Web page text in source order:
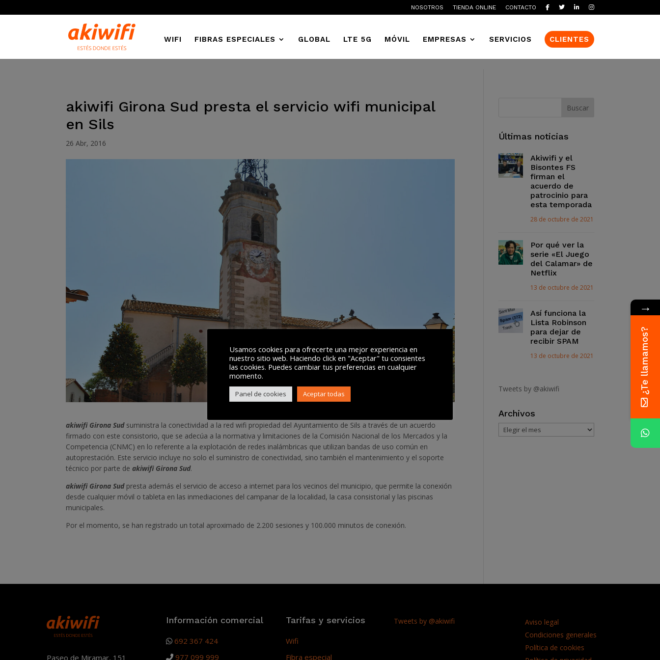
NOSOTROS TIENDA ONLINE CONTACTO
WIFI FIBRAS ESPECIALES GLOBAL LTE 5G MÓVIL EMPRESAS SERVICIOS CLIENTES
akiwifi Girona Sud presta el servicio wifi municipal
en Sils
26 Abr, 2016
akiwifi Girona Sudsuministra la conectividad a la red wifi propiedad del Ayuntamiento de Sils a través de un acuerdo
firmado con este consistorio, que se adecúa a la normativa y limitaciones de la Comisión Nacional de los Mercados y la
Competencia (CNMC) en lo referente a la explotación de redes inalámbricas que utilizan bandas de uso común en
autoprestación. Este servicio incluye no solo el suministro de conectividad, sino también el mantenimiento y el soporte
técnico por parte deakiwifi Girona Sud.
akiwifi Girona Sudpresta además el servicio de acceso a internet para los vecinos del municipio, que permite la conexión
desde cualquier móvil o tableta en las inmediaciones del campanar de la localidad, la casa consistorial y las piscinas
municipales.
Por el momento, se han registrado un total aproximado de 2.200 sesiones y 100.000 minutos de conexión.
Últimas noticias
Akiwifi y el
Bisontes FS
firman el
acuerdo de
patrocinio para
esta temporada
28 de octubre de 2021
Por qué ver la
serie «El Juego
del Calamar» de
Netflix
13 de octubre de 2021
Así funciona la
Lista Robinson
para dejar de
recibir SPAM
13 de octubre de 2021
Tweets by @akiwifi
Archivos
Archivos
Paseo de Miramar, 151
Información comercial
692 367 424
977 099 999
Tarifas y servicios
Wifi
Fibra especial
Tweets by @akiwifi
Aviso legal
Condiciones generales
Política de cookies
Usamos cookies para ofrecerte una mejor experiencia en
nuestro sitio web. Haciendo click en "Aceptar" tu consientes
las cookies. Puedes cambiar tus preferencias en cualquier
momento.
Panel de cookies Aceptar todas
→
¿Te llamamos?